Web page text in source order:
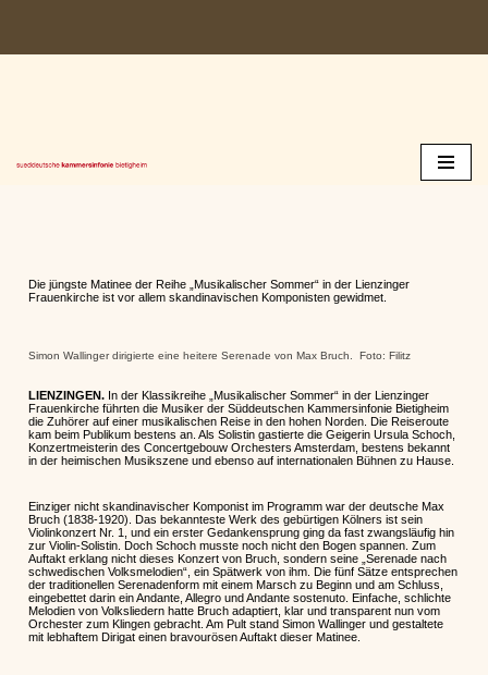
Zum
Die jüngste Matinee der Reihe „Musikalischer Sommer“ in der Lienzinger
Frauenkirche ist vor allem skandinavischen Komponisten gewidmet.
Simon Wallinger dirigierte eine heitere Serenade von Max Bruch. Foto: Filitz
LIENZINGEN. In der Klassikreihe „Musikalischer Sommer“ in der Lienzinger
Frauenkirche führten die Musiker der Süddeutschen Kammersinfonie Bietigheim
die Zuhörer auf einer musikalischen Reise in den hohen Norden. Die Reiseroute
kam beim Publikum bestens an. Als Solistin gastierte die Geigerin Ursula Schoch,
Konzertmeisterin des Concertgebouw Orchesters Amsterdam, bestens bekannt
in der heimischen Musikszene und ebenso auf internationalen Bühnen zu Hause.
Einziger nicht skandinavischer Komponist im Programm war der deutsche Max
Bruch (1838-1920). Das bekannteste Werk des gebürtigen Kölners ist sein
Violinkonzert Nr. 1, und ein erster Gedankensprung ging da fast zwangsläufig hin
zur Violin-Solistin. Doch Schoch musste noch nicht den Bogen spannen. Zum
Auftakt erklang nicht dieses Konzert von Bruch, sondern seine „Serenade nach
schwedischen Volksmelodien“, ein Spätwerk von ihm. Die fünf Sätze entsprechen
der traditionellen Serenadenform mit einem Marsch zu Beginn und am Schluss,
eingebettet darin ein Andante, Allegro und Andante sostenuto. Einfache, schlichte
Melodien von Volksliedern hatte Bruch adaptiert, klar und transparent nun vom
Orchester zum Klingen gebracht. Am Pult stand Simon Wallinger und gestaltete
mit lebhaftem Dirigat einen bravourösen Auftakt dieser Matinee.